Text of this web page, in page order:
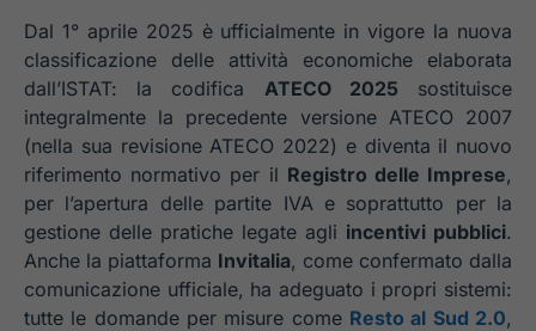
Dal 1° aprile 2025 è ufficialmente in vigore la nuova
classificazione delle attività economiche elaborata
dall’ISTAT: la codifica ATECO 2025 sostituisce
integralmente la precedente versione ATECO 2007
(nella sua revisione ATECO 2022) e diventa il nuovo
riferimento normativo per il Registro delle Imprese,
per l’apertura delle partite IVA e soprattutto per la
gestione delle pratiche legate agli incentivi pubblici.
Anche la piattaforma Invitalia, come confermato dalla
comunicazione ufficiale, ha adeguato i propri sistemi:
tutte le domande per misure come Resto al Sud 2.0,